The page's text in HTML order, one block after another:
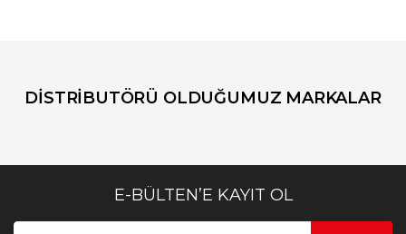
DİSTRİBUTÖRÜ OLDUĞUMUZ MARKALAR
E-BÜLTEN’E KAYIT OL